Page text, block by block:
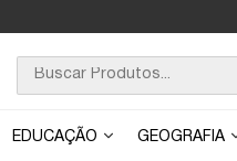
EDUCAÇÃO GEOGRAFIA